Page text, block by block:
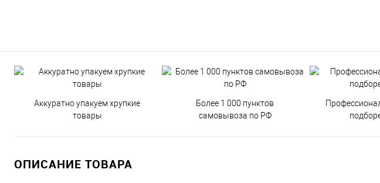
Аккуратно упакуем хрупкие
товары
Более 1 000 пунктов
самовывоза по РФ
ОПИСАНИЕ ТОВАРА